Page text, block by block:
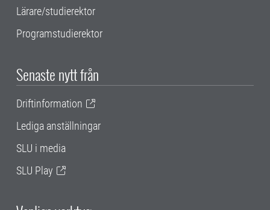
Lärare/studierektor
Programstudierektor
Senaste nytt från
Driftinformation
Lediga anställningar
SLU i media
SLU Play